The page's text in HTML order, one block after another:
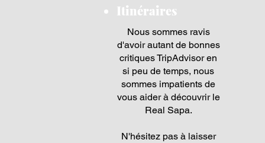
Itinéraires
Nous sommes ravis
d'avoir autant de bonnes
critiques TripAdvisor en
si peu de temps, nous
sommes impatients de
vous aider à découvrir le
Real Sapa.
N'hésitez pas à laisser